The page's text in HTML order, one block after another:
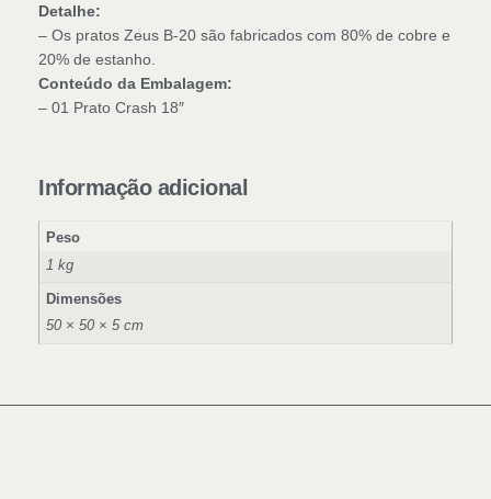
Detalhe:
– Os pratos Zeus B-20 são fabricados com 80% de cobre e
20% de estanho.
Conteúdo da Embalagem:
– 01 Prato Crash 18″
Informação adicional
Peso
1 kg
Dimensões
50 × 50 × 5 cm